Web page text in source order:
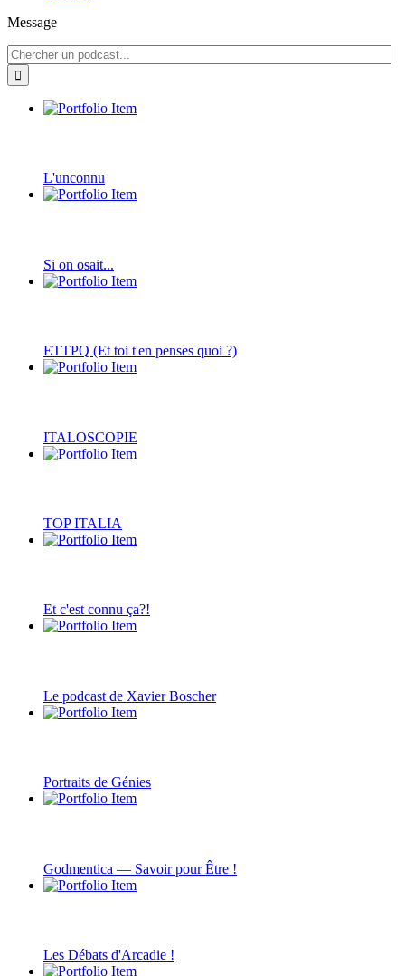
Message
L'unconnu
Si on osait...
ETTPQ (Et toi t'en penses quoi ?)
ITALOSCOPIE
TOP ITALIA
Et c'est connu ça?!
Le podcast de Xavier Boscher
Portraits de Génies
Godmentica — Savoir pour Être !
Les Débats d'Arcadie !